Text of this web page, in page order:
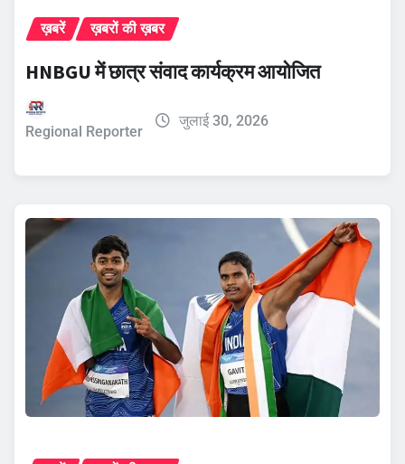
ख़बरें ख़बरों की ख़बर
HNBGU में छात्र संवाद कार्यक्रम आयोजित
Regional Reporter
जुलाई 30, 2026